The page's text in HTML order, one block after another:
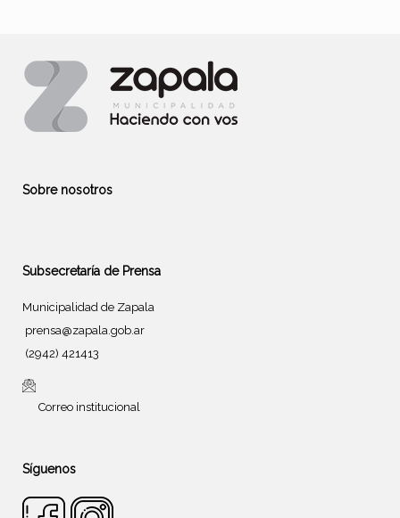
Sobre nosotros
Subsecretaría de Prensa
Municipalidad de Zapala
prensa@zapala.gob.ar
(2942) 421413
Correo institucional
Síguenos